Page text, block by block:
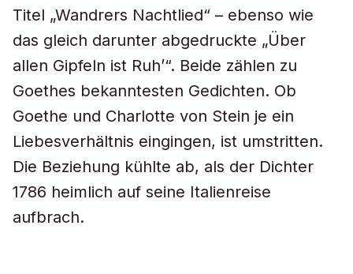
Titel „Wandrers Nachtlied“ – ebenso wie
das gleich darunter abgedruckte „Über
allen Gipfeln ist Ruh’“. Beide zählen zu
Goethes bekanntesten Gedichten. Ob
Goethe und Charlotte von Stein je ein
Liebesverhältnis eingingen, ist umstritten.
Die Beziehung kühlte ab, als der Dichter
1786 heimlich auf seine Italienreise
aufbrach.